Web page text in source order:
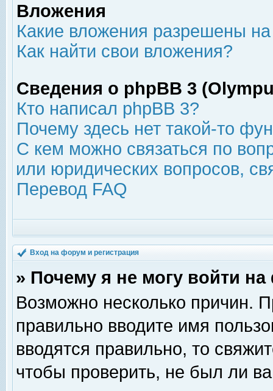
Вложения
Какие вложения разрешены
Как найти свои вложения?
Сведения о phpBB 3
Кто написал phpBB 3?
Почему здесь нет такой-то
С кем можно связаться по
или юридических вопросов,
Перевод FAQ
Вход на форум и регистрация
» Почему я не могу войти
Возможно несколько причин.
правильно вводите имя
вводятся правильно, то
чтобы проверить, не был ли